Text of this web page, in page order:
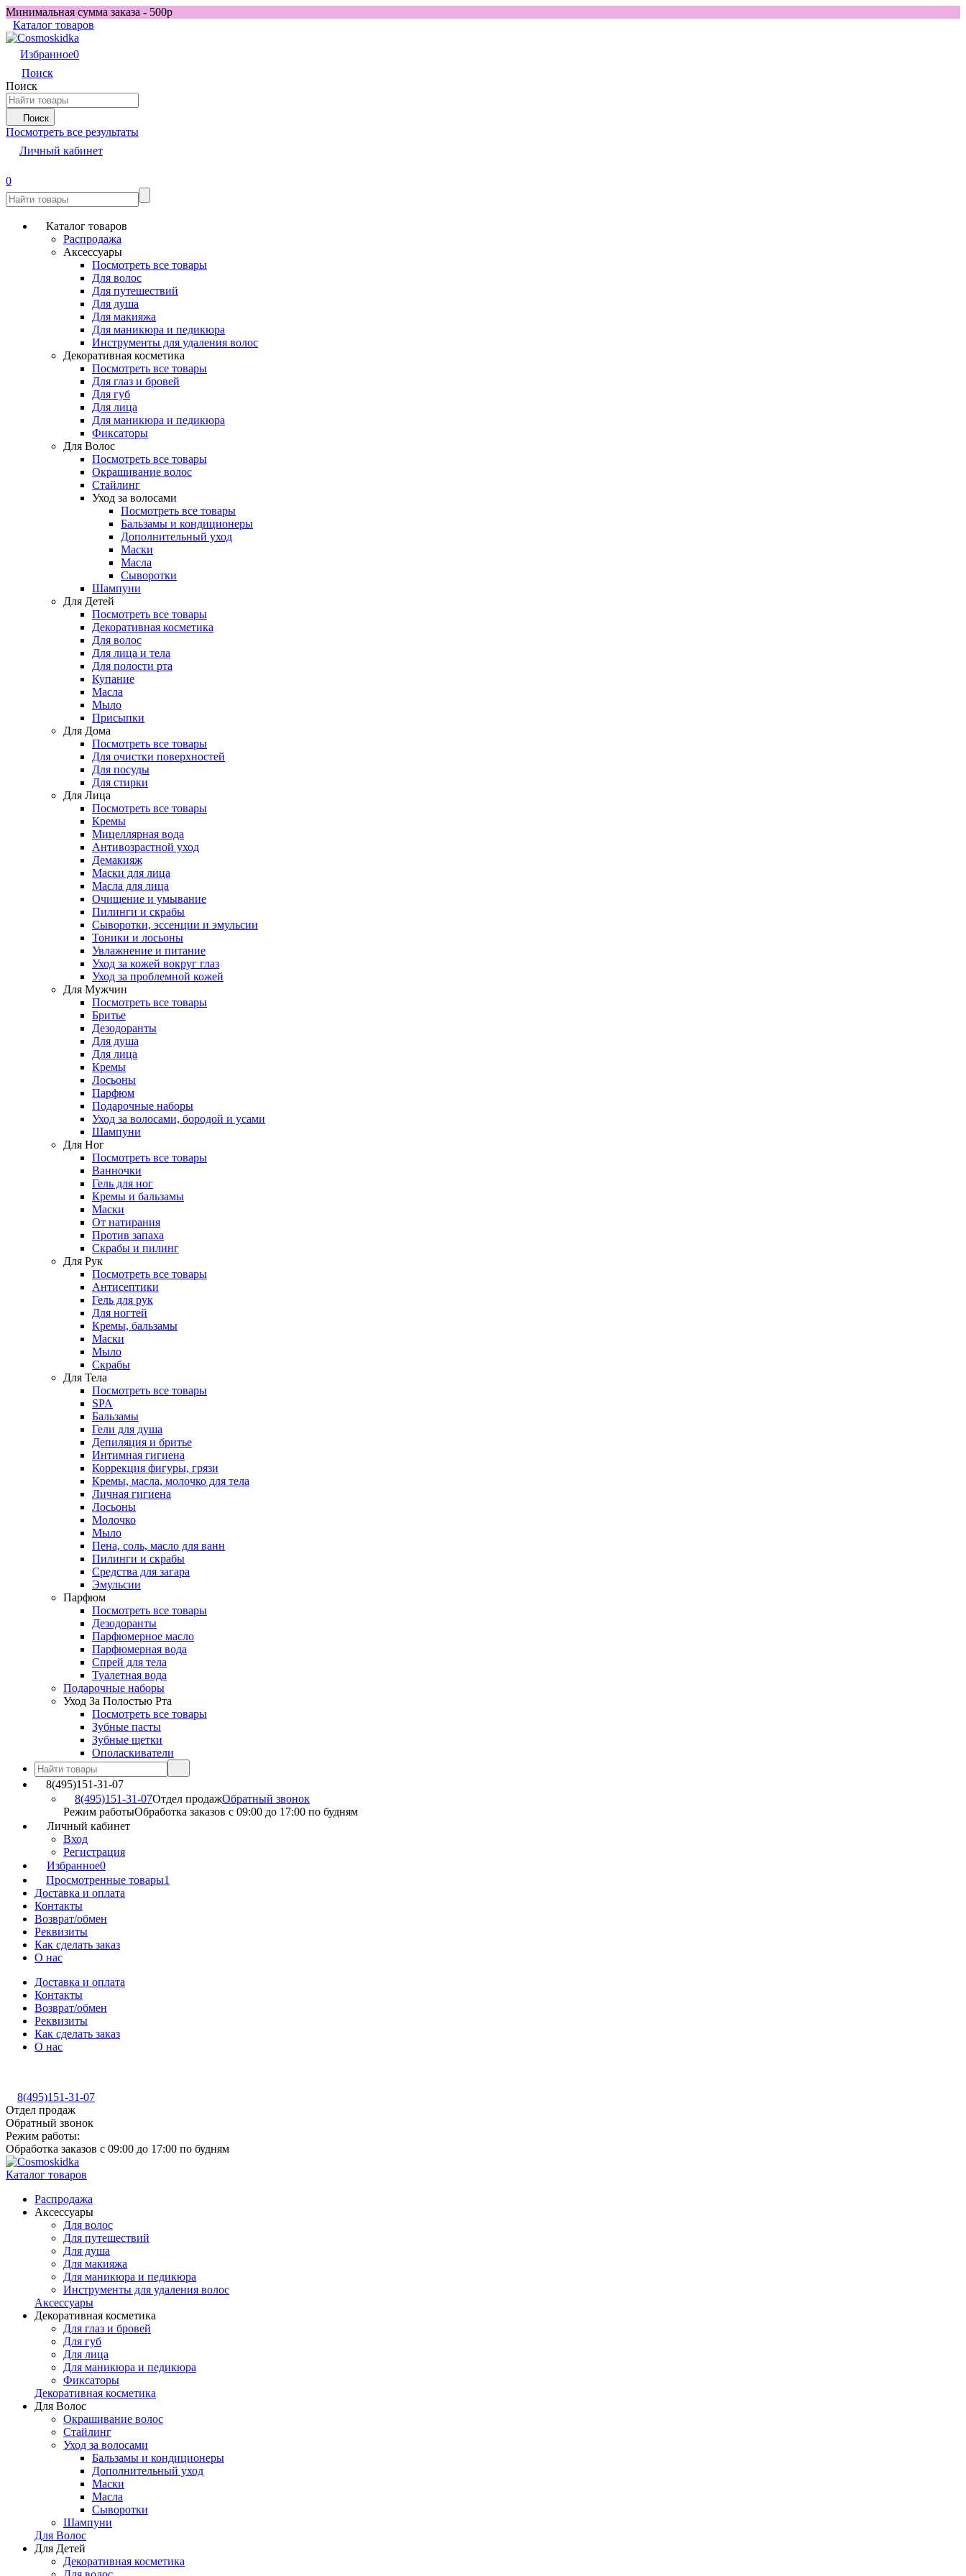
Минимальная сумма заказа - 500р
Каталог товаров
Избранное0
Поиск
Поиск
Поиск
Посмотреть все результаты
Личный кабинет
0
Каталог товаров
Распродажа
Аксессуары
Посмотреть все товары
Для волос
Для путешествий
Для душа
Для макияжа
Для маникюра и педикюра
Инструменты для удаления волос
Декоративная косметика
Посмотреть все товары
Для глаз и бровей
Для губ
Для лица
Для маникюра и педикюра
Фиксаторы
Для Волос
Посмотреть все товары
Окрашивание волос
Стайлинг
Уход за волосами
Посмотреть все товары
Бальзамы и кондиционеры
Дополнительный уход
Маски
Масла
Сыворотки
Шампуни
Для Детей
Посмотреть все товары
Декоративная косметика
Для волос
Для лица и тела
Для полости рта
Купание
Масла
Мыло
Присыпки
Для Дома
Посмотреть все товары
Для очистки поверхностей
Для посуды
Для стирки
Для Лица
Посмотреть все товары
Кремы
Мицеллярная вода
Антивозрастной уход
Демакияж
Маски для лица
Масла для лица
Очищение и умывание
Пилинги и скрабы
Сыворотки, эссенции и эмульсии
Тоники и лосьоны
Увлажнение и питание
Уход за кожей вокруг глаз
Уход за проблемной кожей
Для Мужчин
Посмотреть все товары
Бритье
Дезодоранты
Для душа
Для лица
Кремы
Лосьоны
Парфюм
Подарочные наборы
Уход за волосами, бородой и усами
Шампуни
Для Ног
Посмотреть все товары
Ванночки
Гель для ног
Кремы и бальзамы
Маски
От натирания
Против запаха
Скрабы и пилинг
Для Рук
Посмотреть все товары
Антисептики
Гель для рук
Для ногтей
Кремы, бальзамы
Маски
Мыло
Скрабы
Для Тела
Посмотреть все товары
SPA
Бальзамы
Гели для душа
Депиляция и бритье
Интимная гигиена
Коррекция фигуры, грязи
Кремы, масла, молочко для тела
Личная гигиена
Лосьоны
Молочко
Мыло
Пена, соль, масло для ванн
Пилинги и скрабы
Средства для загара
Эмульсии
Парфюм
Посмотреть все товары
Дезодоранты
Парфюмерное масло
Парфюмерная вода
Спрей для тела
Туалетная вода
Подарочные наборы
Уход За Полостью Рта
Посмотреть все товары
Зубные пасты
Зубные щетки
Ополаскиватели
8(495)151-31-07
8(495)151-31-07Отдел продажОбратный звонок
Режим работыОбработка заказов с 09:00 до 17:00 по будням
Личный кабинет
Вход
Регистрация
Избранное0
Просмотренные товары1
Доставка и оплата
Контакты
Возврат/обмен
Реквизиты
Как сделать заказ
О нас
Доставка и оплата
Контакты
Возврат/обмен
Реквизиты
Как сделать заказ
О нас
8(495)151-31-07
Отдел продаж
Обратный звонок
Режим работы:
Обработка заказов с 09:00 до 17:00 по будням
Каталог товаров
Распродажа
Аксессуары
Для волос
Для путешествий
Для душа
Для макияжа
Для маникюра и педикюра
Инструменты для удаления волос
Аксессуары
Декоративная косметика
Для глаз и бровей
Для губ
Для лица
Для маникюра и педикюра
Фиксаторы
Декоративная косметика
Для Волос
Окрашивание волос
Стайлинг
Уход за волосами
Бальзамы и кондиционеры
Дополнительный уход
Маски
Масла
Сыворотки
Шампуни
Для Волос
Для Детей
Декоративная косметика